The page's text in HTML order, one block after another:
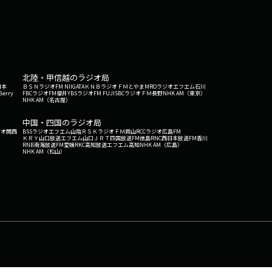
本
北陸・甲信越のラジオ局
ＢＳＮラジオFM NIIGATAＫＮＢラジオ ＦＭとやまMROラジオエフエム石川
FBCラジオFM福井YBSラジオFM FUJISBCラジオ ＦＭ長野NHK AM（東京）
NHK AM（名古屋）
関西
中国・四国のラジオ局
BSSラジオエフエム山陰ＲＳＫラジオ ＦＭ岡山RCCラジオ広島FM
ＫＲＹ山口放送エフエム山口 ＪＲＴ四国放送FM徳島RNC西日本放送FM香川
RNB南海放送FM愛媛RKC高知放送エフエム高知NHK AM（広島）
NHK AM（松山）